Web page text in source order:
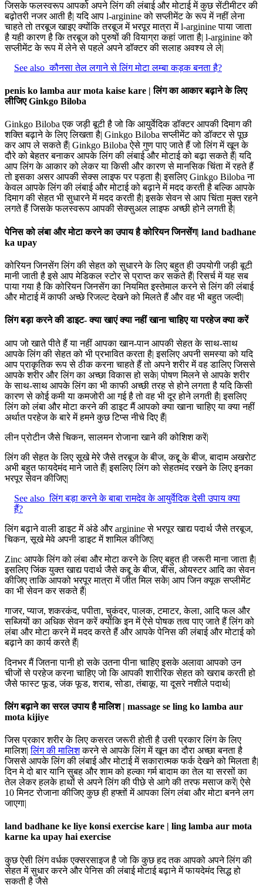
जिसके फलस्वरूप आपको अपने लिंग की लंबाई और मोटाई में कुछ सेंटीमीटर की
बढ़ोतरी नजर आती है| यदि आप l-arginine को सप्लीमेंट के रूप में नहीं लेना
चाहते तो तरबूज खाइए क्योंकि तरबूज में भरपूर मात्रा में l-arginine पाया जाता
है यही कारण है कि तरबूज को पुरुषों की वियाग्रा कहां जाता है| l-arginine को
सप्लीमेंट के रूप में लेने से पहले अपने डॉक्टर की सलाह अवश्य ले ले|
See also कौनसा तेल लगाने से लिंग मोटा लम्बा कड़क बनता है?
penis ko lamba aur mota kaise kare | लिंग का आकार बढ़ाने के लिए
लीजिए Ginkgo Biloba
Ginkgo Biloba एक जड़ी बूटी है जो कि आयुर्वेदिक डॉक्टर आपकी दिमाग की
शक्ति बढ़ाने के लिए लिखता है| Ginkgo Biloba सप्लीमेंट को डॉक्टर से पूछ
कर आप ले सकते हैं| Ginkgo Biloba ऐसे गुण पाए जाते हैं जो लिंग में खून के
दौरे को बेहतर बनाकर आपके लिंग की लंबाई और मोटाई को बढ़ा सकते हैं| यदि
आप लिंग के आकार को लेकर या किसी और कारण से मानसिक चिंता में रहते हैं
तो इसका असर आपकी सेक्स लाइफ पर पड़ता है| इसलिए Ginkgo Biloba ना
केवल आपके लिंग की लंबाई और मोटाई को बढ़ाने में मदद करती है बल्कि आपके
दिमाग की सेहत भी सुधारने में मदद करती है| इसके सेवन से आप चिंता मुक्त रहने
लगते हैं जिसके फलस्वरूप आपकी सेक्सुअल लाइफ अच्छी होने लगती है|
पेनिस को लंबा और मोटा करने का उपाय है कोरियन जिनसेंग| land badhane
ka upay
कोरियन जिनसेंग लिंग की सेहत को सुधारने के लिए बहुत ही उपयोगी जड़ी बूटी
मानी जाती है इसे आप मेडिकल स्टोर से प्राप्त कर सकते हैं| रिसर्च में यह सब
पाया गया है कि कोरियन जिनसेंग का नियमित इस्तेमाल करने से लिंग की लंबाई
और मोटाई में काफी अच्छे रिजल्ट देखने को मिलते हैं और वह भी बहुत जल्दी|
लिंग बड़ा करने की डाइट- क्या खाएं क्या नहीं खाना चाहिए या परहेज क्या करें
आप जो खाते पीते हैं या नहीं आपका खान-पान आपकी सेहत के साथ-साथ
आपके लिंग की सेहत को भी प्रभावित करता है| इसलिए अपनी समस्या को यदि
आप प्राकृतिक रूप से ठीक करना चाहते हैं तो अपने शरीर में वह डालिए जिससे
आपके शरीर और लिंग का अच्छा विकास हो सके| पोषण मिलने से आपके शरीर
के साथ-साथ आपके लिंग का भी काफी अच्छी तरह से होने लगता है यदि किसी
कारण से कोई कमी या कमजोरी आ गई है तो वह भी दूर होने लगती है| इसलिए
लिंग को लंबा और मोटा करने की डाइट मैं आपको क्या खाना चाहिए या क्या नहीं
अर्थात परहेज के बारे में हमने कुछ टिप्स नीचे दिए हैं|
लीन प्रोटीन जैसे चिकन, सालमन रोजाना खाने की कोशिश करें|
लिंग की सेहत के लिए सूखे मेरे जैसे तरबूज के बीज, कद्दू के बीज, बादाम अखरोट
अभी बहुत फायदेमंद माने जाते हैं| इसलिए लिंग को सेहतमंद रखने के लिए इनका
भरपूर सेवन कीजिए|
See also लिंग बड़ा करने के बाबा रामदेव के आयुर्वेदिक देसी उपाय क्या
हैं?
लिंग बढ़ाने वाली डाइट में अंडे और arginine से भरपूर खाद्य पदार्थ जैसे तरबूज,
चिकन, सूखे मेवे अपनी डाइट में शामिल कीजिए|
Zinc आपके लिंग को लंबा और मोटा करने के लिए बहुत ही जरूरी माना जाता है|
इसलिए जिंक युक्त खाद्य पदार्थ जैसे कद्दू के बीज, बींस, ओयस्टर आदि का सेवन
कीजिए ताकि आपको भरपूर मात्रा में जीत मिल सके| आप जिन क्यूक सप्लीमेंट
का भी सेवन कर सकते हैं|
गाजर, प्याज, शकरकंद, पपीता, चुकंदर, पालक, टमाटर, केला, आदि फल और
सब्जियों का अधिक सेवन करें क्योंकि इन में ऐसे पोषक तत्व पाए जाते हैं लिंग को
लंबा और मोटा करने में मदद करते हैं और आपके पेनिस की लंबाई और मोटाई को
बढ़ाने का कार्य करते हैं|
दिनभर मैं जितना पानी हो सके उतना पीना चाहिए इसके अलावा आपको उन
चीजों से परहेज करना चाहिए जो कि आपकी शारीरिक सेहत को खराब करती हो
जैसे फास्ट फूड, जंक फूड, शराब, सोडा, तंबाकू, या दूसरे नशीले पदार्थ|
लिंग बढ़ाने का सरल उपाय है मालिश | massage se ling ko lamba aur
mota kijiye
जिस प्रकार शरीर के लिए कसरत जरूरी होती है उसी प्रकार लिंग के लिए
मालिश|लिंग की मालिशकरने से आपके लिंग में खून का दौरा अच्छा बनता है
जिससे आपके लिंग की लंबाई और मोटाई में सकारात्मक फर्क देखने को मिलता है|
दिन मे दो बार यानि सुबह और शाम को हल्का गर्म बादाम का तेल या सरसों का
तेल लेकर हलके हाथों से अपने लिंग की पीछे से आगे की तरफ मसाज करें| ऐसे
10 मिनट रोजाना कीजिए कुछ ही हफ्तों में आपका लिंग लंबा और मोटा बनने लग
जाएगा|
land badhane ke liye konsi exercise kare | ling lamba aur mota
karne ka upay hai exercise
कुछ ऐसी लिंग वर्धक एक्सरसाइज है जो कि कुछ हद तक आपको अपने लिंग की
सेहत में सुधार करने और पेनिस की लंबाई मोटाई बढ़ाने में फायदेमंद सिद्ध हो
सकती है जैसे